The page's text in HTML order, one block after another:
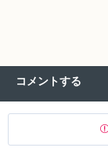
コメントする